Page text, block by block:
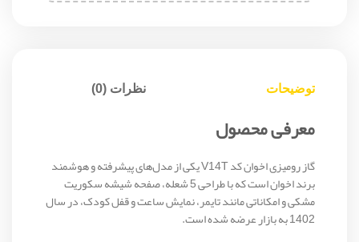
توضیحات نظرات (0)
معرفی محصول
گاز رومیزی اخوان کد V14T یکی از مدل‌های پیشرفته و هوشمند
برند اخوان است که با طراحی 5 شعله، صفحه شیشه سکوریت
مشکی و امکاناتی مانند تایمر، نمایش ساعت و قفل کودک، در سال
1402 به بازار عرضه شده است.